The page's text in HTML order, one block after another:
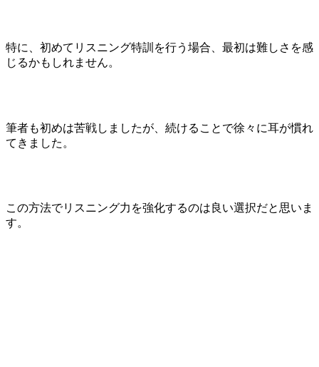
特に、初めてリスニング特訓を行う場合、最初は難しさを感
じるかもしれません。
筆者も初めは苦戦しましたが、続けることで徐々に耳が慣れ
てきました。
この方法でリスニング力を強化するのは良い選択だと思いま
す。